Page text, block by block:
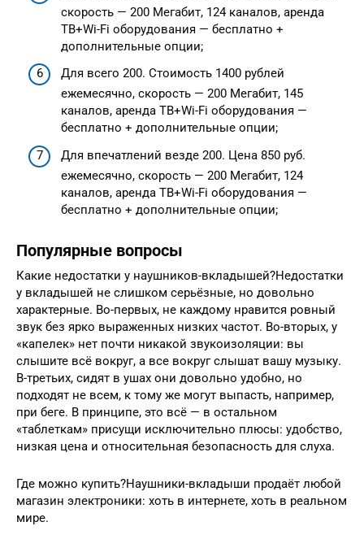
скорость — 200 Мегабит, 124 каналов, аренда
ТВ+Wi-Fi оборудования — бесплатно +
дополнительные опции;
Для всего 200. Стоимость 1400 рублей
ежемесячно, скорость — 200 Мегабит, 145
каналов, аренда ТВ+Wi-Fi оборудования —
бесплатно + дополнительные опции;
Для впечатлений везде 200. Цена 850 руб.
ежемесячно, скорость — 200 Мегабит, 124
каналов, аренда ТВ+Wi-Fi оборудования —
бесплатно + дополнительные опции;
Популярные вопросы
Какие недостатки у наушников-вкладышей?Недостатки
у вкладышей не слишком серьёзные, но довольно
характерные. Во-первых, не каждому нравится ровный
звук без ярко выраженных низких частот. Во-вторых, у
«капелек» нет почти никакой звукоизоляции: вы
слышите всё вокруг, а все вокруг слышат вашу музыку.
В-третьих, сидят в ушах они довольно удобно, но
подходят не всем, к тому же могут выпасть, например,
при беге. В принципе, это всё — в остальном
«таблеткам» присущи исключительно плюсы: удобство,
низкая цена и относительная безопасность для слуха.
Где можно купить?Наушники-вкладыши продаёт любой
магазин электроники: хоть в интернете, хоть в реальном
мире.